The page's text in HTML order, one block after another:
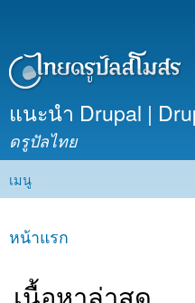
เนื้อหา
แนะนำ Drupal |
ดรูปัลไทย
Main menu
เมนู
คุณอยู่ที่นี่
หน้าแรก
เนื้อหาล่าสุด